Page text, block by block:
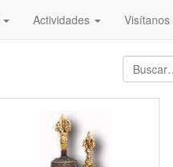
Actividades Visítanos